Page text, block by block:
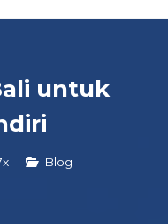
untuk
Blog